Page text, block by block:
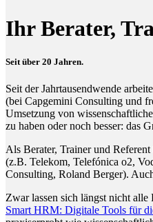
Ihr Berater,
Seit über 20 Jahren.
Seit der Jahrtausendwende
(bei Capgemini Consulting und
Umsetzung von
zu haben oder noch besser: das
Als Berater, Trainer und
(z.B. Telekom, Telefónica o2,
Consulting, Roland Berger).
Zwar lassen sich längst nicht
Smart HRM: Digitale Tools für